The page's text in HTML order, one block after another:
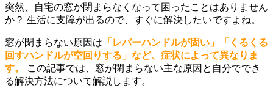
突然、自宅の窓が閉まらなくなって困ったことはありません
か？ 生活に支障が出るので、すぐに解決したいですよね。
窓が閉まらない原因は 「レバーハンドルが固い」「くるくる
回すハンドルが空回りする」など、症状によって異なりま
す。
この記事では、窓が閉まらない主な原因と自分ででき
る解決方法について解説します。